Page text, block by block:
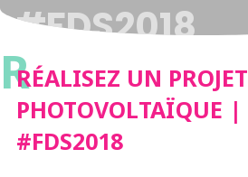
#FDS2018
RRÉALISEZ UN PROJET
PHOTOVOLTAÏQUE |
#FDS2018